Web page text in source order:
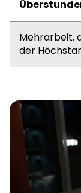
Mehrarbeit,
der